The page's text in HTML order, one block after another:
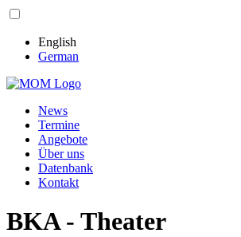
English
German
News
Termine
Angebote
Über uns
Datenbank
Kontakt
BKA - Theater